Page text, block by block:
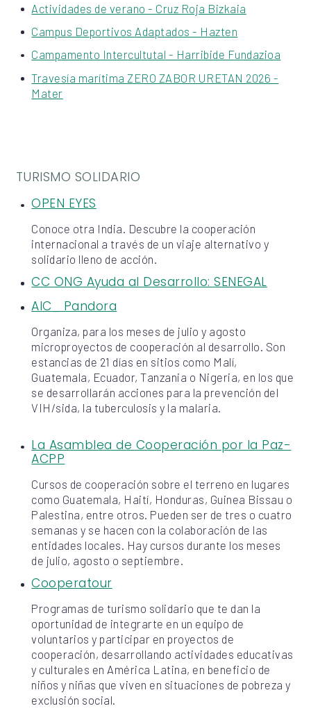
Actividades de verano - Cruz Roja Bizkaia
Campus Deportivos Adaptados - Hazten
Campamento Intercultutal - Harribide Fundazioa
Travesía marítima ZERO ZABOR URETAN 2026 -
Mater
TURISMO SOLIDARIO
OPEN EYES
Conoce otra India. Descubre la cooperación
internacional a través de un viaje alternativo y
solidario lleno de acción.
CC ONG Ayuda al Desarrollo: SENEGAL
AIC_ Pandora
Organiza, para los meses de julio y agosto
microproyectos de cooperación al desarrollo. Son
estancias de 21 días en sitios como Malí,
Guatemala, Ecuador, Tanzania o Nigeria, en los que
se desarrollarán acciones para la prevención del
VIH/sida, la tuberculosis y la malaria.
La Asamblea de Cooperación por la Paz-
ACPP
Cursos de cooperación sobre el terreno en lugares
como Guatemala, Haití, Honduras, Guinea Bissau o
Palestina, entre otros. Pueden ser de tres o cuatro
semanas y se hacen con la colaboración de las
entidades locales. Hay cursos durante los meses
de julio, agosto o septiembre.
Cooperatour
Programas de turismo solidario que te dan la
oportunidad de integrarte en un equipo de
voluntarios y participar en proyectos de
cooperación, desarrollando actividades educativas
y culturales en América Latina, en beneficio de
niños y niñas que viven en situaciones de pobreza y
exclusión social.